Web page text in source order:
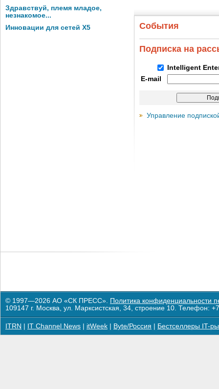
Здравствуй, племя младое,
незнакомое...
Инновации для сетей X5
События
Подписка на
Intelligent
E-mail
Управление
© 1997—2026 АО «СК ПРЕСС». Политика конфиденциальности
109147 г. Москва, ул. Марксистская, 34, строение 10. Телефон:
ITRN IT Channel News itWeek Byte/Россия Бестселлеры IT-